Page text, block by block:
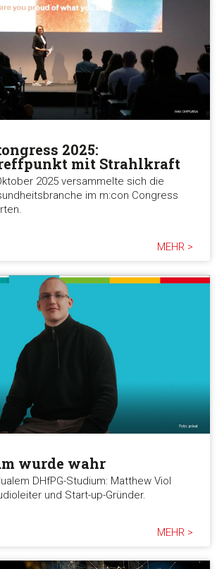
2025:
mit Strahlkraft
2025 versammelte sich die
im m:con Congress
MEHR >
wurde wahr
DHfPG-Studium: Matthew Viol
und Start-up-Gründer.
MEHR >